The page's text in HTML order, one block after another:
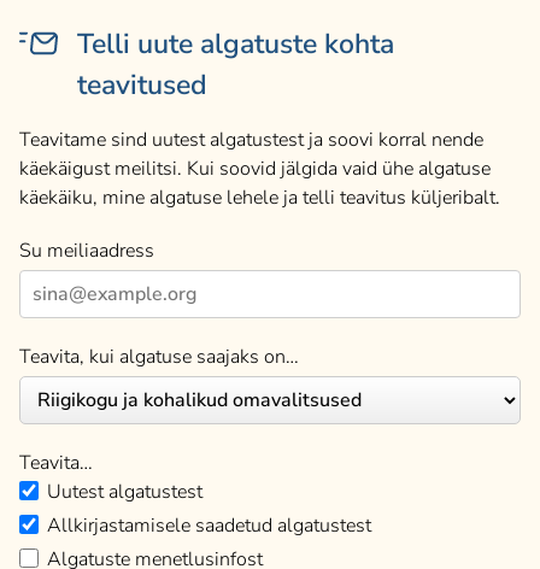
Telli uute algatuste kohta
teavitused
Teavitame sind uutest algatustest ja soovi korral nende
käekäigust meilitsi. Kui soovid jälgida vaid ühe algatuse
käekäiku, mine algatuse lehele ja telli teavitus küljeribalt.
Su meiliaadress
Teavita, kui algatuse saajaks on…
Teavita…
Uutest algatustest
Allkirjastamisele saadetud algatustest
Algatuste menetlusinfost